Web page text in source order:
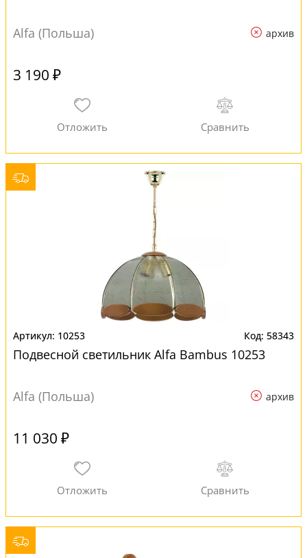
Alfa (Польша) архив
3 190 ₽
10253 58343
Подвесной светильник Alfa Bambus 10253
Alfa (Польша) архив
11 030 ₽